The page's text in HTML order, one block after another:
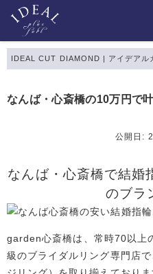
IDEAL CUT DIAMOND | アイデアル
なんば・心斎橋の10万円で
公開日:
なんば・心斎橋で結婚
のブラ
garden心斎橋は、常時70以上
級のブライダルリング専門店
商品一覧
店舗情報